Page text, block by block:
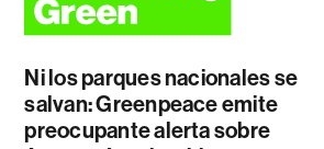
Ni los parques nacionales se
salvan: Greenpeace emite
preocupante alerta sobre